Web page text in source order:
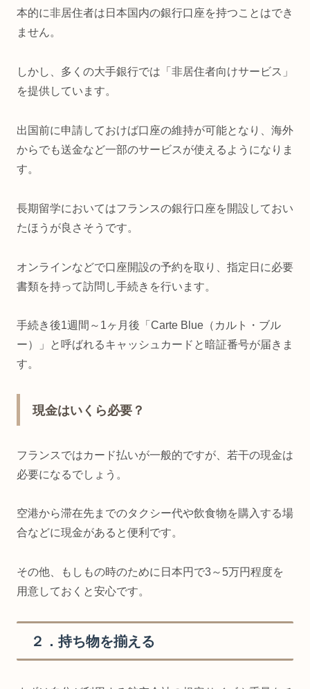
本的に非居住者は日本国内の銀行口座を持つことはでき
ません。
しかし、多くの大手銀行では「非居住者向けサービス」
を提供しています。
出国前に申請しておけば口座の維持が可能となり、海外
からでも送金など一部のサービスが使えるようになりま
す。
長期留学においてはフランスの銀行口座を開設しておい
たほうが良さそうです。
オンラインなどで口座開設の予約を取り、指定日に必要
書類を持って訪問し手続きを行います。
手続き後1週間～1ヶ月後「Carte Blue（カルト・ブル
ー）」と呼ばれるキャッシュカードと暗証番号が届きま
す。
現金はいくら必要？
フランスではカード払いが一般的ですが、若干の現金は
必要になるでしょう。
空港から滞在先までのタクシー代や飲食物を購入する場
合などに現金があると便利です。
その他、もしもの時のために日本円で3～5万円程度を
用意しておくと安心です。
２．持ち物を揃える